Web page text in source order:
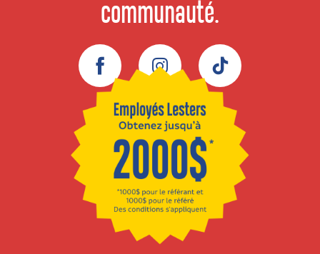
communauté.
Facebook Instagram TikTok